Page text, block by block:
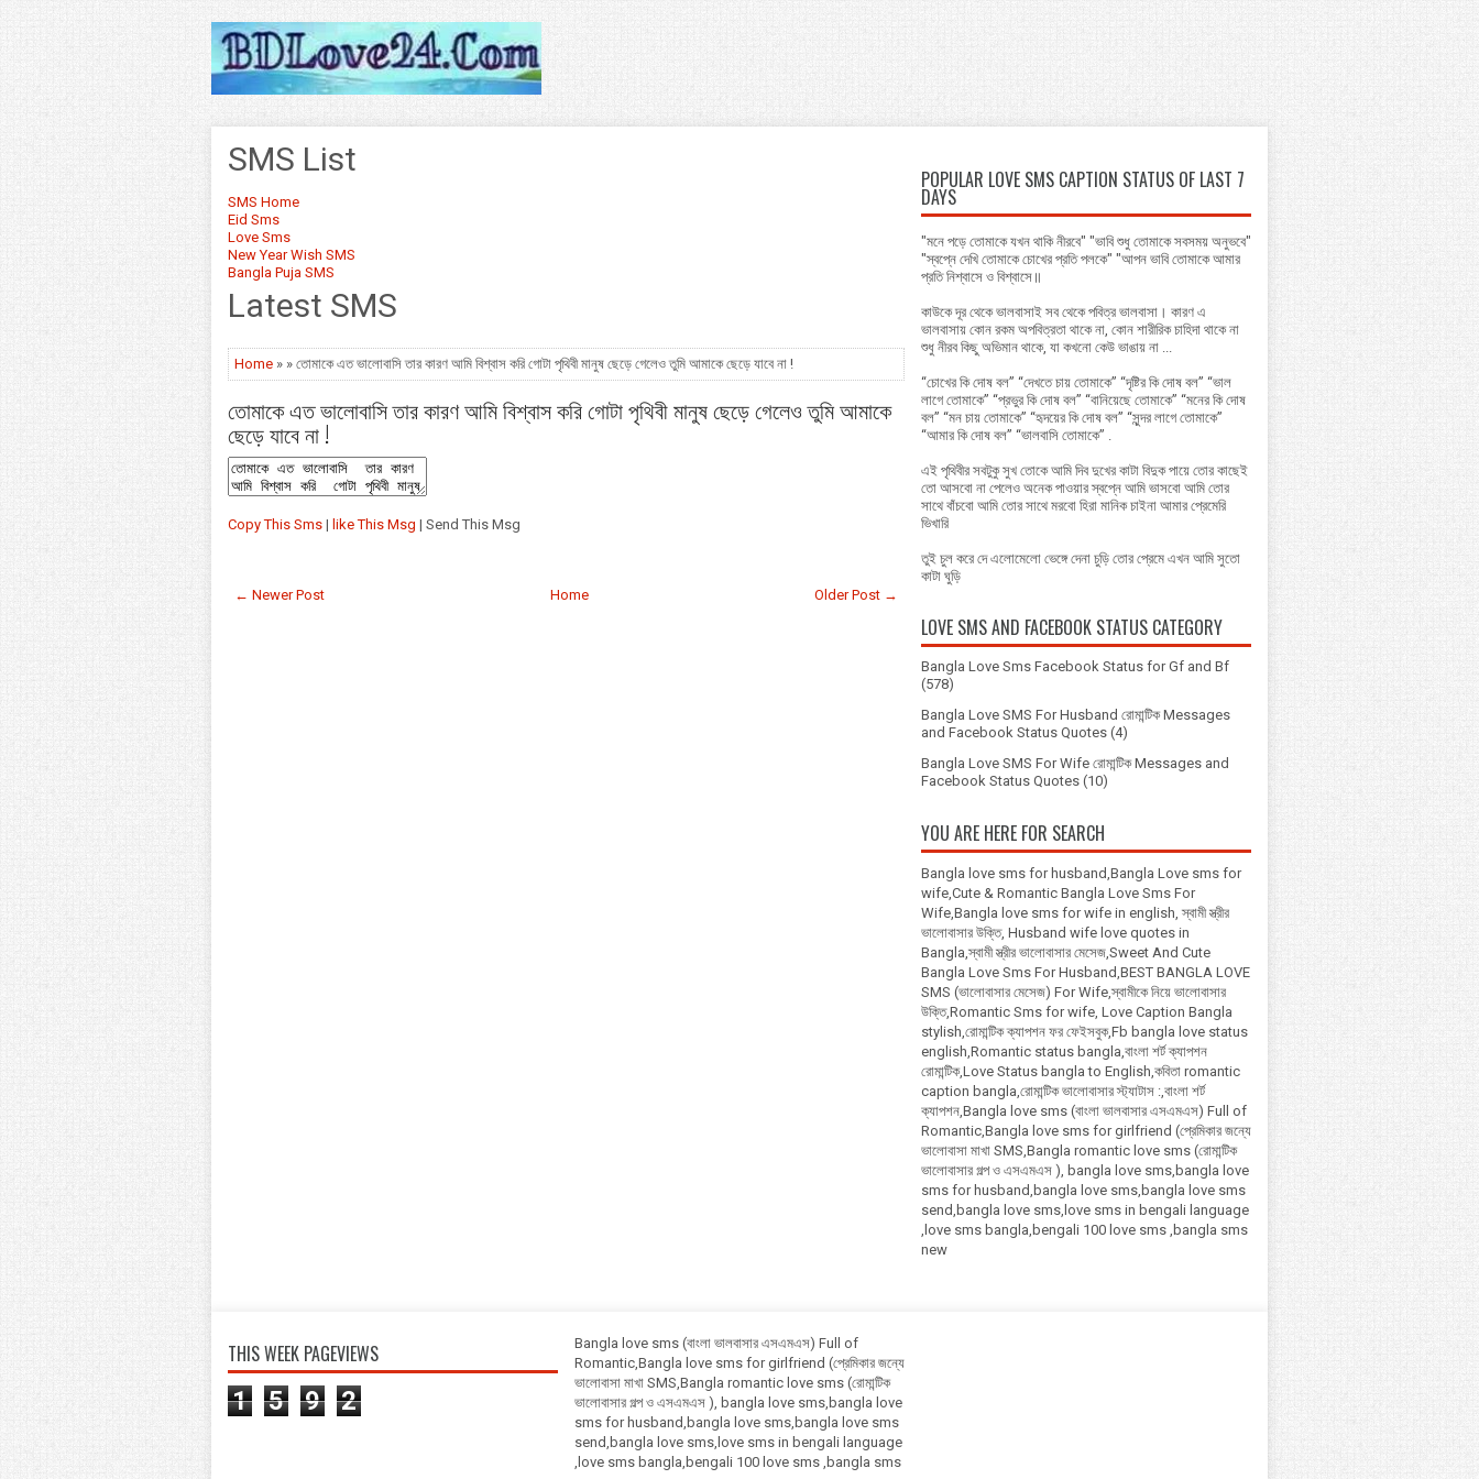
SMS List
SMS Home
Eid Sms
Love Sms
New Year Wish SMS
Bangla Puja SMS
Latest SMS
Home » » তোমাকে এত ভালোবাসি তার কারণ আমি বিশ্বাস করি গোটা পৃথিবী মানুষ ছেড়ে গেলেও তুমি আমাকে ছেড়ে যাবে না !
তোমাকে এত ভালোবাসি তার কারণ আমি বিশ্বাস করি গোটা পৃথিবী মানুষ ছেড়ে গেলেও তুমি আমাকে
ছেড়ে যাবে না !
Copy This Sms | like This Msg | Send This Msg
← Newer Post Older Post →
Home
POPULAR LOVE SMS CAPTION STATUS OF LAST 7
DAYS
"মনে পড়ে তোমাকে যখন থাকি নীরবে" "ভাবি শুধু তোমাকে সবসময় অনুভবে"
"স্বপ্নে দেখি তোমাকে চোখের প্রতি পলকে" "আপন ভাবি তোমাকে আমার
প্রতি নিশ্বাসে ও বিশ্বাসে॥
কাউকে দূর থেকে ভালবাসাই সব থেকে পবিত্র ভালবাসা। কারণ এ
ভালবাসায় কোন রকম অপবিত্রতা থাকে না, কোন শারীরিক চাহিদা থাকে না
শুধু নীরব কিছু অভিমান থাকে, যা কখনো কেউ ভাঙায় না ...
“চোখের কি দোষ বল” “দেখতে চায় তোমাকে” “দৃষ্টির কি দোষ বল” “ভাল
লাগে তোমাকে” “প্রভুর কি দোষ বল” “বানিয়েছে তোমাকে” “মনের কি দোষ
বল” “মন চায় তোমাকে” “হৃদয়ের কি দোষ বল” “সুন্দর লাগে তোমাকে”
“আমার কি দোষ বল” “ভালবাসি তোমাকে” .
এই পৃথিবীর সবটুকু সুখ তোকে আমি দিব দুখের কাটা বিদুক পায়ে তোর কাছেই
তো আসবো না পেলেও অনেক পাওয়ার স্বপ্নে আমি ভাসবো আমি তোর
সাথে বাঁচবো আমি তোর সাথে মরবো হিরা মানিক চাইনা আমার প্রেমেরি
ভিখারি
তুই চুল করে দে এলোমেলো ভেঙ্গে দেনা চুড়ি তোর প্রেমে এখন আমি সুতো
কাটা ঘুড়ি
LOVE SMS AND FACEBOOK STATUS CATEGORY
Bangla Love Sms Facebook Status for Gf and Bf
(578)
Bangla Love SMS For Husband রোমান্টিক Messages
and Facebook Status Quotes (4)
Bangla Love SMS For Wife রোমান্টিক Messages and
Facebook Status Quotes (10)
YOU ARE HERE FOR SEARCH
Bangla love sms for husband,Bangla Love sms for
wife,Cute & Romantic Bangla Love Sms For
Wife,Bangla love sms for wife in english, স্বামী স্ত্রীর
ভালোবাসার উক্তি, Husband wife love quotes in
Bangla,স্বামী স্ত্রীর ভালোবাসার মেসেজ,Sweet And Cute
Bangla Love Sms For Husband,BEST BANGLA LOVE
SMS (ভালোবাসার মেসেজ) For Wife,স্বামীকে নিয়ে ভালোবাসার
উক্তি,Romantic Sms for wife, Love Caption Bangla
stylish,রোমান্টিক ক্যাপশন ফর ফেইসবুক,Fb bangla love status
english,Romantic status bangla,বাংলা শর্ট ক্যাপশন
রোমান্টিক,Love Status bangla to English,কবিতা romantic
caption bangla,রোমান্টিক ভালোবাসার স্ট্যাটাস :,বাংলা শর্ট
ক্যাপশন,Bangla love sms (বাংলা ভালবাসার এসএমএস) Full of
Romantic,Bangla love sms for girlfriend (প্রেমিকার জন্যে
ভালোবাসা মাখা SMS,Bangla romantic love sms (রোমান্টিক
ভালোবাসার গল্প ও এসএমএস ), bangla love sms,bangla love
sms for husband,bangla love sms,bangla love sms
send,bangla love sms,love sms in bengali language
,love sms bangla,bengali 100 love sms ,bangla sms
new
THIS WEEK PAGEVIEWS
1 5 9 2
Bangla love sms (বাংলা ভালবাসার এসএমএস) Full of
Romantic,Bangla love sms for girlfriend (প্রেমিকার জন্যে
ভালোবাসা মাখা SMS,Bangla romantic love sms (রোমান্টিক
ভালোবাসার গল্প ও এসএমএস ), bangla love sms,bangla love
sms for husband,bangla love sms,bangla love sms
send,bangla love sms,love sms in bengali language
,love sms bangla,bengali 100 love sms ,bangla sms